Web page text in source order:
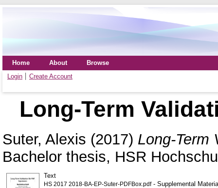
Home About
Browse
Login
Create Account
Long-Term
Suter, Alexis (2017) Long-Term
Bachelor thesis, HSR
Text
HS 2017 2018-BA-EP-Suter-PDFBox.pdf- Supplemental